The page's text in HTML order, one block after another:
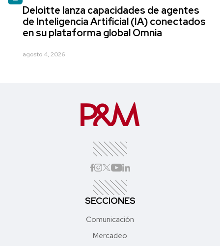
Deloitte lanza capacidades de agentes
de Inteligencia Artificial (IA) conectados
en su plataforma global Omnia
agosto 4, 2026
SECCIONES
Comunicación
Mercadeo